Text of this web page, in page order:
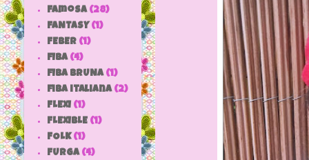
Famosa (28)
FANTASY (1)
FEBER (1)
FIBA (4)
FIBA BRUNA (1)
fiba italiana (2)
FLEXI (1)
FLEXIBLE (1)
FOLK (1)
FURGA (4)